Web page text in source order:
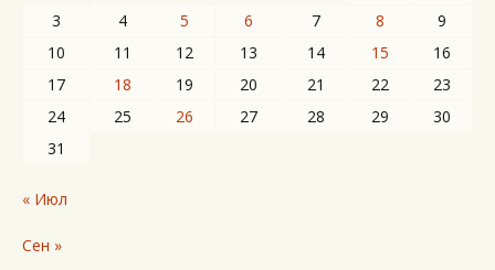
3
4 5 6 7 8
9
10
11 12 13 14 15
16
17
18 19 20 21 22
23
24
25 26 27 28 29
30
31
« Июл
Сен »